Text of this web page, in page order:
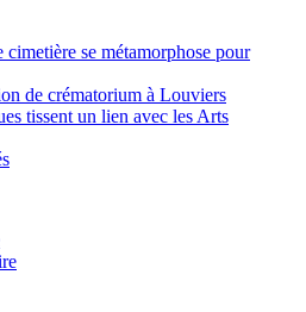
se métamorphose pour
de crématorium à Louviers
tissent un lien avec les Arts